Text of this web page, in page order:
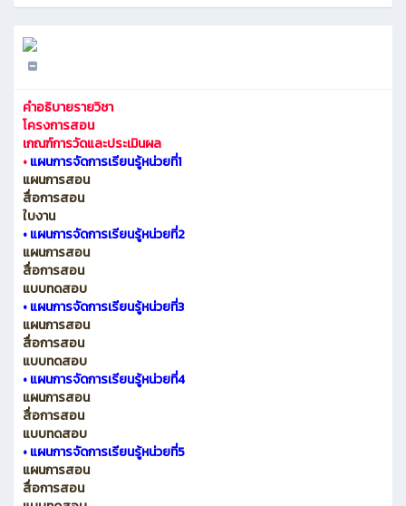
คำอธิบายรายวิชา
โครงการสอน
เกณฑ์การวัดและประเมินผล
•แผนการจัดการเรียนรู้หน่วยที่1
แผนการสอน
สื่อการสอน
ใบงาน
•แผนการจัดการเรียนรู้หน่วยที่2
แผนการสอน
สื่อการสอน
แบบทดสอบ
•แผนการจัดการเรียนรู้หน่วยที่3
แผนการสอน
สื่อการสอน
แบบทดสอบ
•แผนการจัดการเรียนรู้หน่วยที่4
แผนการสอน
สื่อการสอน
แบบทดสอบ
•แผนการจัดการเรียนรู้หน่วยที่5
แผนการสอน
สื่อการสอน